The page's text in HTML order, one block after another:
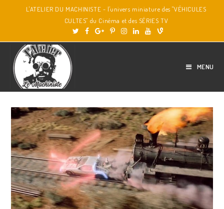
L'ATELIER DU MACHINISTE - l'univers miniature des "VÉHICULES
CULTES" du Cinéma et des SÉRIES TV
MENU